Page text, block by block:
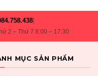
2 – Thứ 7 8:00 – 17:30
MỤC SẢN PHẨM